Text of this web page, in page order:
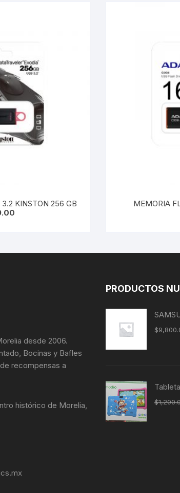
KINSTON 256 GB
MEMORIA
desde 2006.
Bocinas y Bafles
recompensas a
histórico de Morelia,
PRODUCTOS
$
$